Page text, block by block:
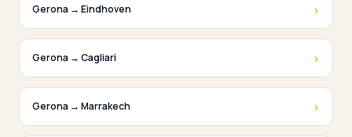
Gerona → Eindhoven ›
Gerona → Cagliari ›
Gerona → Marrakech ›